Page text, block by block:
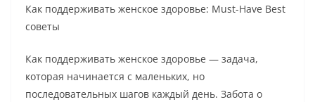
Как поддерживать женское здоровье: Must-Have Best
советы
Как поддерживать женское здоровье — задача,
которая начинается с маленьких, но
последовательных шагов каждый день. Забота о